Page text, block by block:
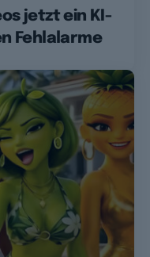
jetzt ein KI-
Fehlalarme